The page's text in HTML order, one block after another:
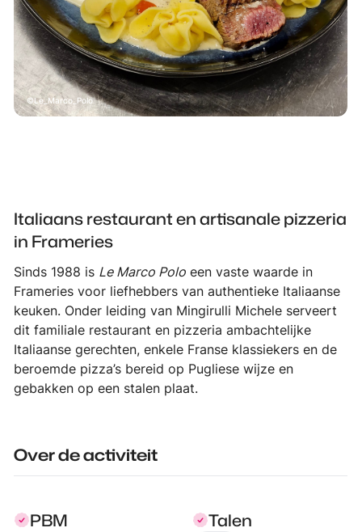
Le_Marco_Polo
Italiaans restaurant en artisanale pizzeria
in Frameries
Sinds 1988 is Le Marco Polo een vaste waarde in
Frameries voor liefhebbers van authentieke Italiaanse
keuken. Onder leiding van Mingirulli Michele serveert
dit familiale restaurant en pizzeria ambachtelijke
Italiaanse gerechten, enkele Franse klassiekers en de
beroemde pizza’s bereid op Pugliese wijze en
gebakken op een stalen plaat.
Over de activiteit
PBM Talen